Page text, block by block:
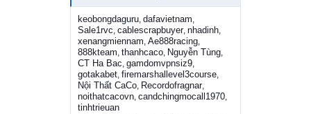
keobongdaguru, dafavietnam,
Sale1rvc, cablescrapbuyer, nhadinh,
xenangmiennam, Ae888racing,
888kteam, thanhcaco, Nguyễn Tùng,
CT Ha Bac, gamdomvpnsiz9,
gotakabet, firemarshallevel3course,
Nội Thất CaCo, Recordofragnar,
noithatcacovn, candchingmocall1970,
tinhtrieuan